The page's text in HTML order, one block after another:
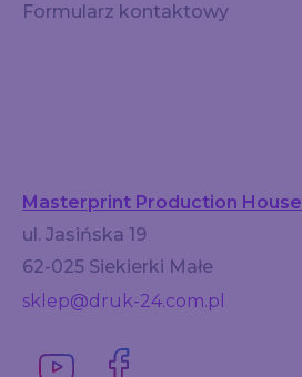
Formularz kontaktowy
Masterprint Production House
ul. Jasińska 19
62-025 Siekierki Małe
sklep@druk-24.com.pl